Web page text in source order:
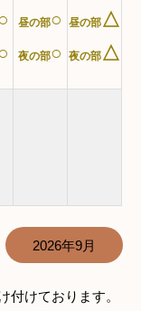
昼の部○
夜の部○
昼の部 △
夜の部 △
2026年9月
付けております。